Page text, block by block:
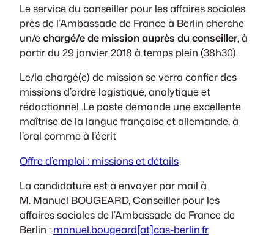
Le service du conseiller pour les affaires sociales
près de l’Ambassade de France à Berlin cherche
un/echargé/e de mission auprès du conseiller, à
partir du 29 janvier 2018 à temps plein (38h30).
Le/la chargé(e) de mission se verra confier des
missions d’ordre logistique, analytique et
rédactionnel .Le poste demande une excellente
maîtrise de la langue française et allemande, à
l’oral comme à l’écrit
Offre d’emploi : missions et détails
La candidature est à envoyer par mail à
M. Manuel BOUGEARD, Conseiller pour les
affaires sociales de l’Ambassade de France de
Berlin : manuel.bougeard[at]cas-berlin.fr